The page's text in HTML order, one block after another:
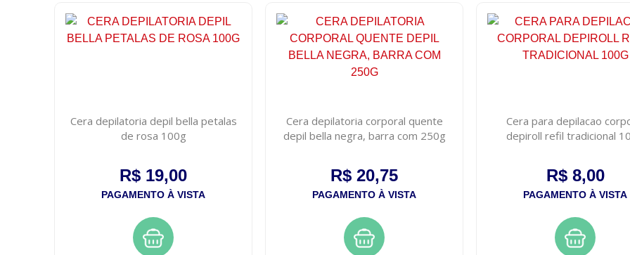
Cera depilatoria depil bella petalas
de rosa 100g
R$ 19,00
PAGAMENTO À VISTA
Cera depilatoria corporal quente
depil bella negra, barra com 250g
R$ 20,75
PAGAMENTO À VISTA
Cera para depilacao
depiroll refil tradicional
R$ 8,00
PAGAMENTO À VISTA